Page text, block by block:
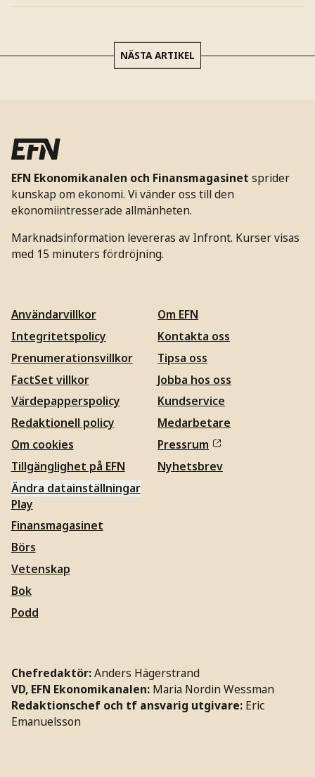
NÄSTA ARTIKEL
EFN Ekonomikanalen och Finansmagasinet sprider
kunskap om ekonomi. Vi vänder oss till den
ekonomiintresserade allmänheten.
Marknadsinformation levereras av Infront. Kurser visas
med 15 minuters fördröjning.
Användarvillkor
Integritetspolicy
Prenumerationsvillkor
FactSet villkor
Värdepapperspolicy
Redaktionell policy
Om cookies
Tillgänglighet på EFN
Ändra datainställningar
Om EFN
Kontakta oss
Tipsa oss
Jobba hos oss
Kundservice
Medarbetare
Pressrum
Nyhetsbrev
Play
Finansmagasinet
Börs
Vetenskap
Bok
Podd
Chefredaktör:Anders Hägerstrand
VD, EFN Ekonomikanalen: Maria Nordin Wessman
Redaktionschef och tf ansvarig utgivare: Eric
Emanuelsson